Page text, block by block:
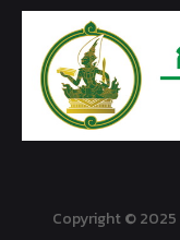
Copyright © 2025